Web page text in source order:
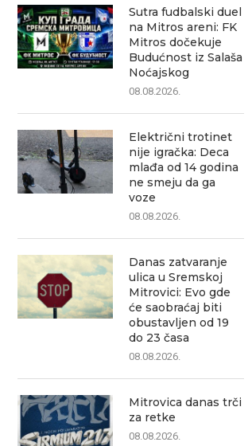
Sutra fudbalski duel
na Mitros areni: FK
Mitros dočekuje
Budućnost iz Salaša
Noćajskog
08.08.2026.
Električni trotinet
nije igračka: Deca
mlađa od 14 godina
ne smeju da ga
voze
08.08.2026.
Danas zatvaranje
ulica u Sremskoj
Mitrovici: Evo gde
će saobraćaj biti
obustavljen od 19
do 23 časa
08.08.2026.
Mitrovica danas trči
za retke
08.08.2026.